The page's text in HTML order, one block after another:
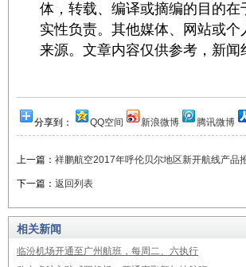
体，转载、编译或摘编的目的
实性负责。其他媒体、网站或
来源。文章内容仅供参考，新闻
分享到： QQ空间 新浪微博 腾讯微博
上一篇： 祥鹏航空2017年呼伦贝尔地区新开航线产品
下一篇： 返回列表
相关新闻
临汾机场开通至广州航班，每周二、六执行